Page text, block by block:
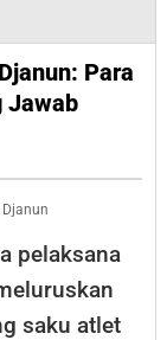
Para
Jawab
pelaksana
saku atlet